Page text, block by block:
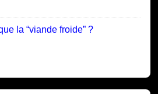
la “viande froide” ?